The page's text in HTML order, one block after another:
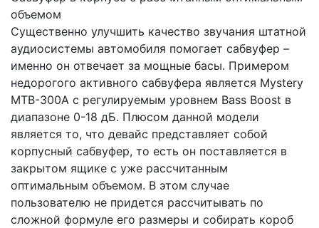
объемом
Существенно улучшить качество звучания штатной
аудиосистемы автомобиля помогает сабвуфер –
именно он отвечает за мощные басы. Примером
недорогого активного сабвуфера является Mystery
MTB-300A с регулируемым уровнем Bass Boost в
диапазоне 0-18 дБ. Плюсом данной модели
является то, что девайс представляет собой
корпусный сабвуфер, то есть он поставляется в
закрытом ящике с уже рассчитанным
оптимальным объемом. В этом случае
пользователю не придется рассчитывать по
сложной формуле его размеры и собирать короб